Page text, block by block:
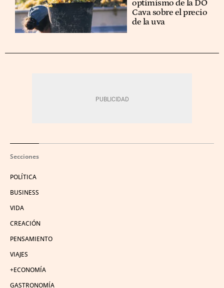
optimismo de la DO
Cava sobre el precio
de la uva
Secciones
POLÍTICA
BUSINESS
VIDA
CREACIÓN
PENSAMIENTO
VIAJES
+ECONOMÍA
GASTRONOMÍA